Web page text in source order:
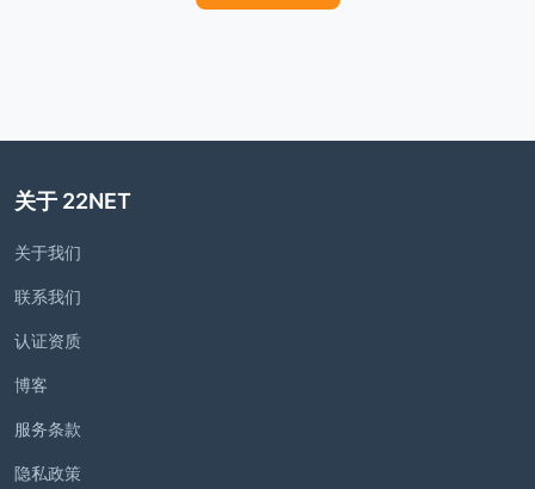
关于 22NET
关于我们
联系我们
认证资质
博客
服务条款
隐私政策